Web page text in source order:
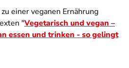
einer veganen Ernährung
"Vegetarisch und vegan –
essen und trinken - so gelingt